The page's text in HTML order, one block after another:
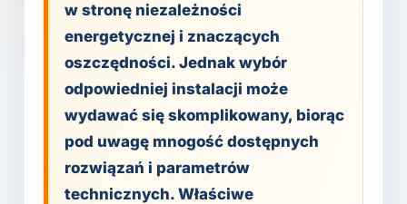
w stronę niezależności
energetycznej i znaczących
oszczędności. Jednak wybór
odpowiedniej instalacji może
wydawać się skomplikowany, biorąc
pod uwagę mnogość dostępnych
rozwiązań i parametrów
technicznych. Właściwe